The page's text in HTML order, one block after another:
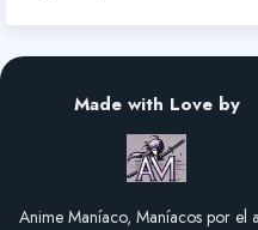
Made with Love by
Anime Maníaco, Maníacos por el